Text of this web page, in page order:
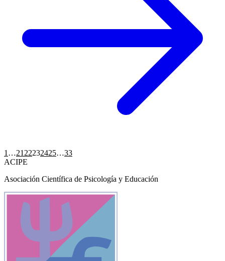
Paginación
de
entradas
1…2122232425…33
ACIPE
Asociación Científica de Psicología y Educación